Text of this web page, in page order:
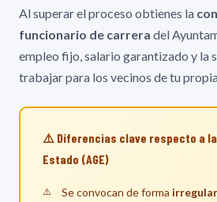
Al superar el proceso obtienes la
funcionario de carrera del
empleo fijo, salario garantizado y la
trabajar para los vecinos de tu
⚠️ Diferencias clave respecto a
Estado (AGE)
Se convocan de forma irregular